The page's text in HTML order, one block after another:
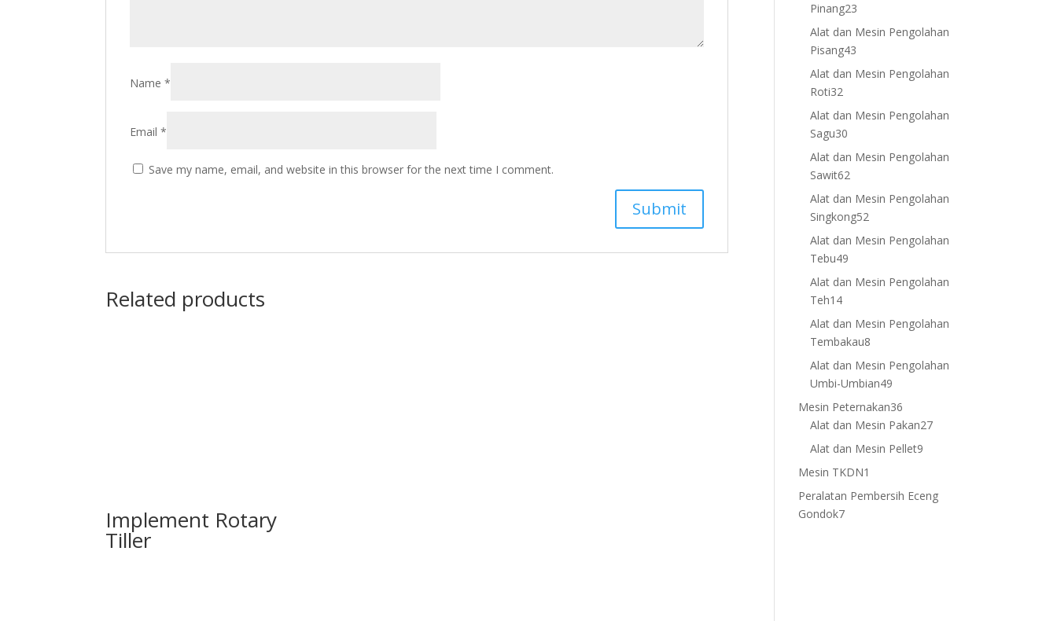
Name*
Email*
Save my name, email, and website in this browser for the next time I comment.
Related products
Implement Rotary
Tiller
Pinang23
products
Alat dan Mesin Pengolahan
Pisang43
products
Alat dan Mesin Pengolahan
Roti32
products
Alat dan Mesin Pengolahan
Sagu30
products
Alat dan Mesin Pengolahan
Sawit62
products
Alat dan Mesin Pengolahan
Singkong52
products
Alat dan Mesin Pengolahan
Tebu49
products
Alat dan Mesin Pengolahan
Teh1414
products
Alat dan Mesin Pengolahan
Tembakau8
products
Alat dan Mesin Pengolahan
Umbi-Umbian49
products
Mesin Peternakan36
products
Alat dan Mesin Pakan2727
Alat dan Mesin Pellet9
Mesin TKDN1
product
Peralatan Pembersih Eceng
Gondok77